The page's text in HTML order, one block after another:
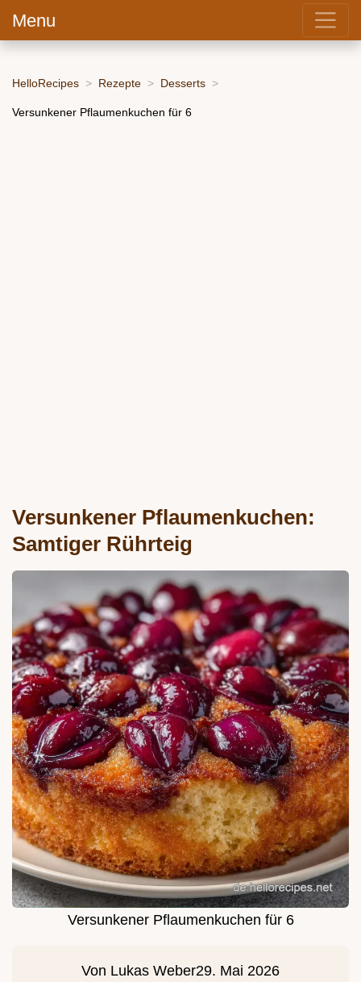
Menu
HelloRecipes Rezepte Desserts
Versunkener Pflaumenkuchen für 6
Versunkener Pflaumenkuchen:
Samtiger Rührteig
Versunkener Pflaumenkuchen für 6
Von Lukas Weber29. Mai 2026